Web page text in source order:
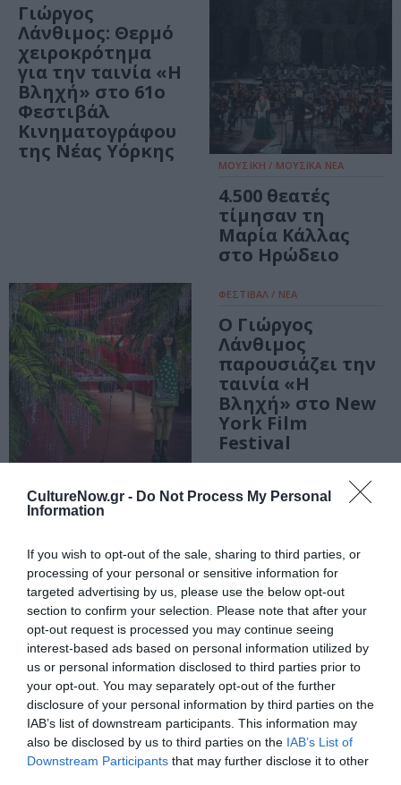
CultureNow.gr - Do Not Process My Personal
Information
If you wish to opt-out of the sale, sharing to third parties, or
processing of your personal or sensitive information for
targeted advertising by us, please use the below opt-out
section to confirm your selection. Please note that after your
opt-out request is processed you may continue seeing
interest-based ads based on personal information utilized by
us or personal information disclosed to third parties prior to
your opt-out. You may separately opt-out of the further
disclosure of your personal information by third parties on the
IAB’s list of downstream participants. This information may
also be disclosed by us to third parties on the IAB’s List of
Downstream Participants that may further disclose it to other
Γιώργος
Λάνθιμος: Θερμό
χειροκρότημα
για την ταινία «H
Βληχή» στο 61ο
Φεστιβάλ
Κινηματογράφου
της Νέας Υόρκης
ΜΟΥΣΙΚΗ / ΜΟΥΣΙΚΑ ΝΕΑ
4.500 θεατές
τίμησαν τη
Μαρία Κάλλας
στο Ηρώδειο
The Artist on The
Ιωάννα
Πανταζοπούλου
με το “A Summer
Evening” στην
Εθνική Λυρική
Σκηνή
ΦΕΣΤΙΒΑΛ / ΝΕΑ
Ο Γιώργος
Λάνθιμος
παρουσιάζει την
ταινία «H
Βληχή» στο New
York Film
Festival